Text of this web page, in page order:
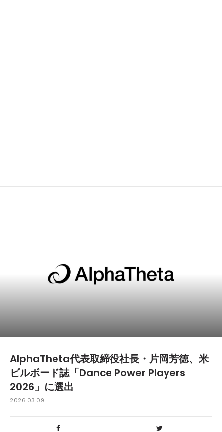
AlphaTheta代表取締役社長・片岡芳徳、米
ビルボード誌「Dance Power Players
2026」に選出
2026.03.09